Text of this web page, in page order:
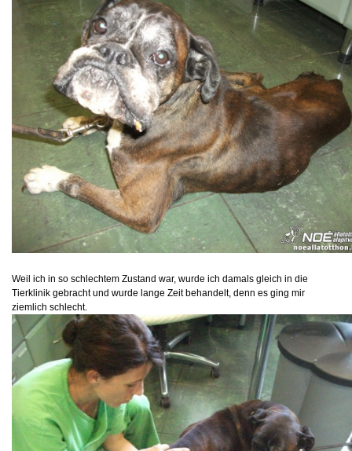
Weil ich in so schlechtem Zustand war, wurde ich damals gleich in die
Tierklinik gebracht und wurde lange Zeit behandelt, denn es ging mir
ziemlich schlecht.